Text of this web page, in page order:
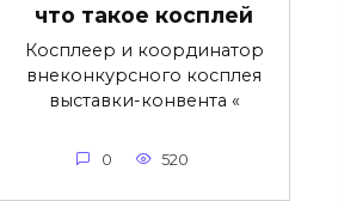
что такое косплей
Косплеер и координатор
внеконкурсного косплея
выставки-конвента «
0 520